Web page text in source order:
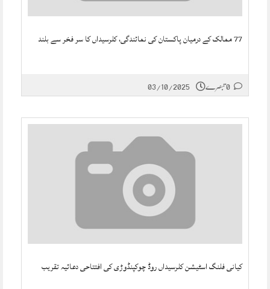
77 ممالک کے درمیان پاکستان کی نمائندگی، کلرسیداں کا سر فخر سے بلند
03/10/2025
کیانی فلنگ اسٹیشن کلرسیداں روڈ چوکپنڈوڑی کی افتتاحی دعائیہ تقریب